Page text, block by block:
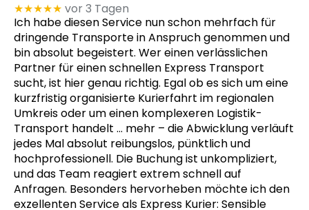
★★★★★ vor 3 Tagen
Ich habe diesen Service nun schon mehrfach für
dringende Transporte in Anspruch genommen und
bin absolut begeistert. Wer einen verlässlichen
Partner für einen schnellen Express Transport
sucht, ist hier genau richtig. Egal ob es sich um eine
kurzfristig organisierte Kurierfahrt im regionalen
Umkreis oder um einen komplexeren Logistik-
Transport handelt … mehr – die Abwicklung verläuft
jedes Mal absolut reibungslos, pünktlich und
hochprofessionell. Die Buchung ist unkompliziert,
und das Team reagiert extrem schnell auf
Anfragen. Besonders hervorheben möchte ich den
exzellenten Service als Express Kurier: Sensible